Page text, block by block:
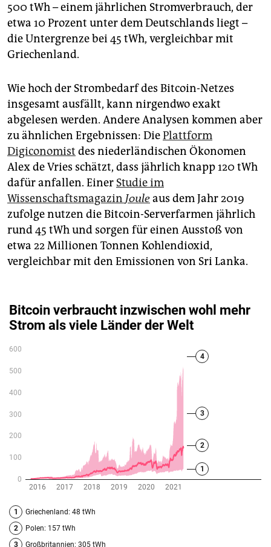
500 tWh – einem jährlichen Stromverbrauch, der
etwa 10 Prozent unter dem Deutschlands liegt –
die Untergrenze bei 45 tWh, vergleichbar mit
Griechenland.
Wie hoch der Strombedarf des Bitcoin-Netzes
insgesamt ausfällt, kann nirgendwo exakt
abgelesen werden. Andere Analysen kommen aber
zu ähnlichen Ergebnissen: DiePlattform
Digiconomist des niederländischen Ökonomen
Alex de Vries schätzt, dass jährlich knapp 120 tWh
dafür anfallen. Einer Studie im
Wissenschaftsmagazin Jouleaus dem Jahr 2019
zufolge nutzen die Bitcoin-Serverfarmen jährlich
rund 45 tWh und sorgen für einen Ausstoß von
etwa 22 Millionen Tonnen Kohlendioxid,
vergleichbar mit den Emissionen von Sri Lanka.